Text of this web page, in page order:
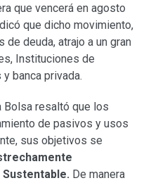
que vencerá en agosto
que dicho movimiento,
deuda, atrajo a un gran
Instituciones de
banca privada.
Bolsa resaltó que los
de pasivos y usos
sus objetivos se
De manera